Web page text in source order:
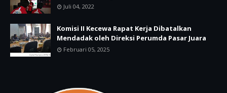
Juli 04, 2022
Komisi II Kecewa Rapat Kerja Dibatalkan
Mendadak oleh Direksi Perumda Pasar Juara
Februari 05, 2025